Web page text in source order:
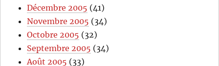
Décembre 2005 (41)
Novembre 2005 (34)
Octobre 2005 (32)
Septembre 2005 (34)
Août 2005 (33)